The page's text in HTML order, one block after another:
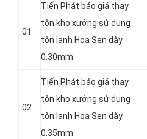
01
Tiến Phát báo giá thay
tôn kho xưởng sử dụng
tôn lạnh Hoa Sen dày
0.30mm
02
Tiến Phát báo giá thay
tôn kho xưởng sử dụng
tôn lạnh Hoa Sen dày
0.35mm